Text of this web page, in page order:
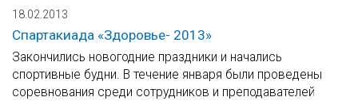
18.02.2013
Спартакиада «Здоровье- 2013»
Закончились новогодние праздники и начались
спортивные будни. В течение января были проведены
соревнования среди сотрудников и преподавателей